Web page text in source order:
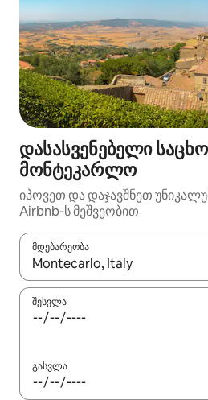
დასასვენებელი
მონტეკარლო
იპოვეთ და დაჯავშნეთ
Airbnb-ს მეშვეობით
მდებარეობა
როცა შედეგები ხელმისაწვდომი
შესვლა
გასვლა